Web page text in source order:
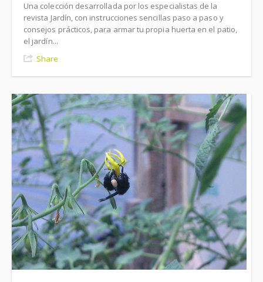
Una colección desarrollada por los especialistas de la
revista Jardín, con instrucciones sencillas paso a paso y
consejos prácticos, para armar tu propia huerta en el patio,
el jardín...
Share